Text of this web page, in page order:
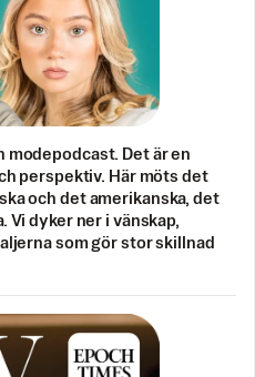
modepodcast. Det är en
perspektiv. Här möts det
och det amerikanska, det
Vi dyker ner i vänskap,
som gör stor skillnad